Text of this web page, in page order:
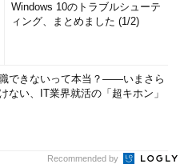
Windows 10のトラブルシューテ
ィング、まとめました (1/2)
できないって本当？――いまさら
ない、IT業界就活の「超キホン」
Recommended by